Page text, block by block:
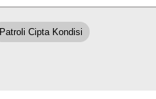
Patroli Cipta Kondisi